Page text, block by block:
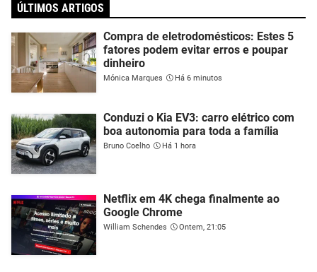
ÚLTIMOS ARTIGOS
Compra de eletrodomésticos: Estes 5
fatores podem evitar erros e poupar
dinheiro
Mónica Marques Há 6 minutos
Conduzi o Kia EV3: carro elétrico com
boa autonomia para toda a família
Bruno Coelho Há 1 hora
Netflix em 4K chega finalmente ao
Google Chrome
William Schendes Ontem, 21:05